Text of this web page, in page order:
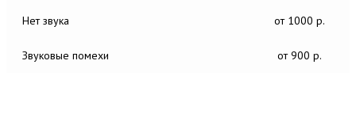
Нет звука от 1000 р.
Звуковые помехи от 900 р.